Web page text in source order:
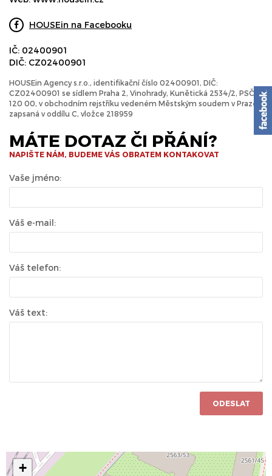
HOUSEin na Facebooku
IČ: 02400901
DIČ: CZ02400901
HOUSEin Agency s.r.o., identifikační číslo 02400901, DIČ:
CZ02400901 se sídlem Praha 2, Vinohrady, Kunětická 2534/2, PSČ
120 00, v obchodním rejstříku vedeném Městským soudem v Praze
zapsaná v oddílu C, vložce 218959
MÁTE DOTAZ ČI PŘÁNÍ?
NAPIŠTE NÁM, BUDEME VÁS OBRATEM KONTAKOVAT
Vaše jméno:
Váš e-mail:
Váš telefon:
Váš text:
ODESLAT
+